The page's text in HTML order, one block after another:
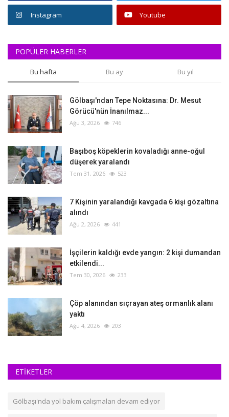
Instagram Youtube
POPÜLER HABERLER
Bu hafta Bu ay Bu yıl
Gölbaşı'ndan Tepe Noktasına: Dr. Mesut
Görücü'nün İnanılmaz...
Ağu 3, 2026 746
Başıboş köpeklerin kovaladığı anne-oğul
düşerek yaralandı
Tem 31, 2026 523
‎7 Kişinin yaralandığı kavgada 6 kişi gözaltına
alındı
Ağu 2, 2026 441
İşçilerin kaldığı evde yangın: 2 kişi dumandan
etkilendi...
Tem 30, 2026 233
Çöp alanından sıçrayan ateş ormanlık alanı
yaktı
Ağu 4, 2026 203
ETİKETLER
Gölbaşı'nda yol bakım çalışmaları devam ediyor